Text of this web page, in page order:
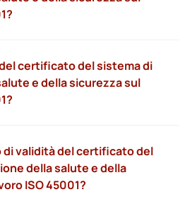
certificato del sistema di
e della sicurezza sul
di validità del certificato del
della salute e della
ISO 45001?